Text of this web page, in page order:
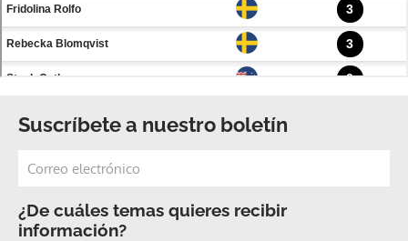
Suscríbete a nuestro boletín
¿De cuáles temas quieres recibir
información?